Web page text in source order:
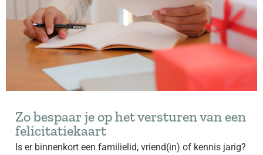
Zo bespaar je op het versturen van een
felicitatiekaart
Is er binnenkort een familielid, vriend(in) of kennis jarig?